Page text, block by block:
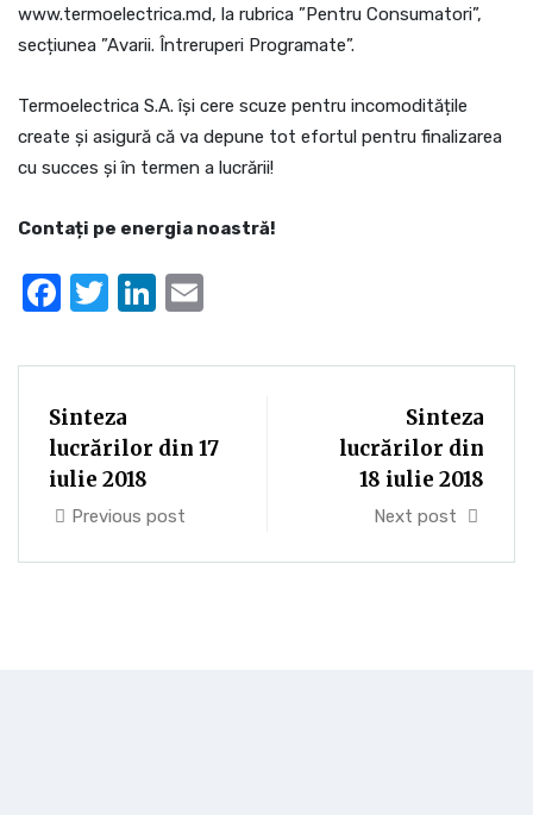
www.termoelectrica.md, la rubrica ”Pentru Consumatori”,
secțiunea ”Avarii. Întreruperi Programate”.
Termoelectrica S.A. își cere scuze pentru incomoditățile
create și asigură că va depune tot efortul pentru finalizarea
cu succes și în termen a lucrării!
Contați pe energia noastră!
Facebook
TwitterLinkedIn
Sinteza
lucrărilor din 17
iulie 2018
Previous post
Sinteza
lucrărilor din
18 iulie 2018
Next post